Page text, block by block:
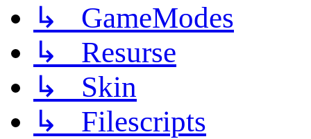
↳ GameModes
↳ Resurse
↳ Skin
↳ Filescripts